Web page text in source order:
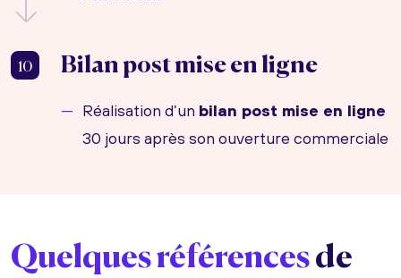
10 Bilan post mise en ligne
Réalisation d’un bilan post mise en ligne
30 jours après son ouverture commerciale
Quelques référencesde